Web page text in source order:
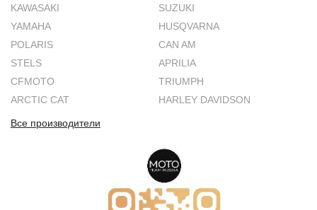
KAWASAKI
SUZUKI
YAMAHA
HUSQVARNA
POLARIS
CAN AM
STELS
APRILIA
CFMOTO
TRIUMPH
ARCTIC CAT
HARLEY DAVIDSON
Все производители